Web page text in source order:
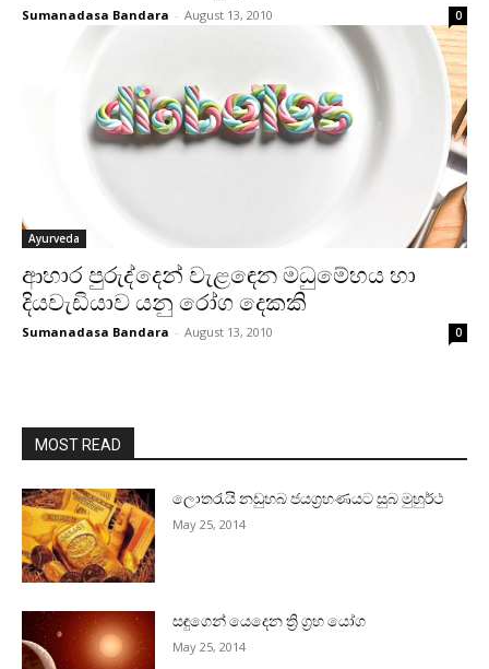
Sumanadasa Bandara - August 13, 2010 0
Ayurveda
ආහාර පුරුද්දෙන් වැළඳෙන මධුමේහය හා
දියවැඩියාව යනු රෝග දෙකකි
Sumanadasa Bandara - August 13, 2010 0
MOST READ
ලොතරැයි නඩුහබ ජයග්‍රහණයට සුබ මුහුර්ථ
May 25, 2014
සඳුගෙන් යෙදෙන ත්‍රි ග්‍රහ යෝග
May 25, 2014